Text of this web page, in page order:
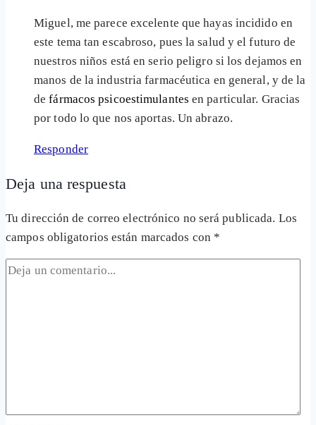
Miguel, me parece excelente que hayas incidido en
este tema tan escabroso, pues la salud y el futuro de
nuestros niños está en serio peligro si los dejamos en
manos de la industria farmacéutica en general, y de la
defármacos psicoestimulantes en particular. Gracias
por todo lo que nos aportas. Un abrazo.
Responder
Deja una respuesta
Tu dirección de correo electrónico no será publicada. Los
campos obligatorios están marcados con *